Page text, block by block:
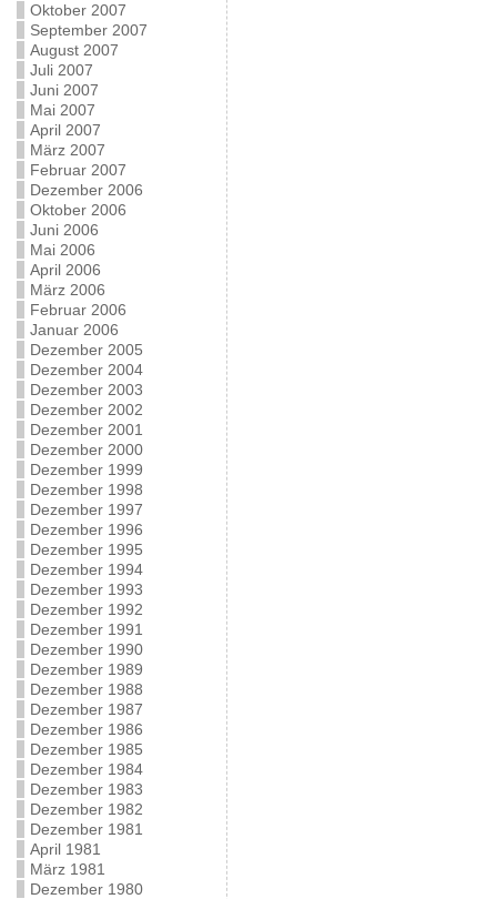
Oktober 2007
September 2007
August 2007
Juli 2007
Juni 2007
Mai 2007
April 2007
März 2007
Februar 2007
Dezember 2006
Oktober 2006
Juni 2006
Mai 2006
April 2006
März 2006
Februar 2006
Januar 2006
Dezember 2005
Dezember 2004
Dezember 2003
Dezember 2002
Dezember 2001
Dezember 2000
Dezember 1999
Dezember 1998
Dezember 1997
Dezember 1996
Dezember 1995
Dezember 1994
Dezember 1993
Dezember 1992
Dezember 1991
Dezember 1990
Dezember 1989
Dezember 1988
Dezember 1987
Dezember 1986
Dezember 1985
Dezember 1984
Dezember 1983
Dezember 1982
Dezember 1981
April 1981
März 1981
Dezember 1980